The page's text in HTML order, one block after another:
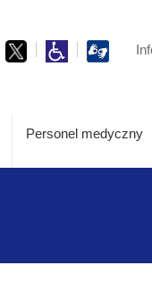
Personel medyczny